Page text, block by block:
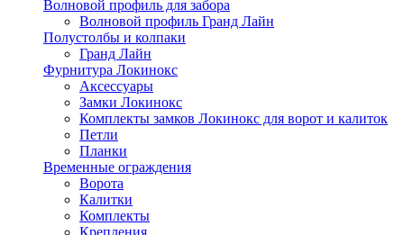
Волновой профиль для забора
Волновой профиль Гранд Лайн
Полустолбы и колпаки
Гранд Лайн
Фурнитура Локинокс
Аксессуары
Замки Локинокс
Комплекты замков Локинокс для ворот и калиток
Петли
Планки
Временные ограждения
Ворота
Калитки
Комплекты
Крепления